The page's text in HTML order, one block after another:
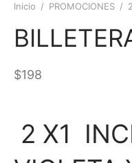
Inicio / PROMOCIONES /
$198
2 X1